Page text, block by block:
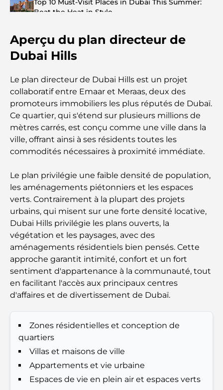
Top 10 Must-Visit Places in Dubai This Summer:
Beat the Heat in Style
Top 7 Busiest Airports in the World: Hub of Global
Travel
Investors and Residents
Best Schools in Downtown Dubai: A Guide for
Families
profiter de la chaleur
Cadeaux de luxe pour hommes : des idées de
présents attentionnés et intemporels
Écoles à proximité de Palm Jumeirah : un guide
complet pour les familles
Les meilleurs hôtels de Business Bay, à Dubaï :
votre guide ultime
Les meilleurs cafés avec vue à Dubaï : un parfait
mélange de saveurs et de paysages
Restaurants avec vue sur le Burj Al Arab :
Expériences gastronomiques exceptionnelles à
Dubaï
Clubs de plage de Palm Jumeirah : Guide complet
2026
Aperçu du plan directeur de
Dubai Hills
Le plan directeur de Dubai Hills est un projet
collaboratif entre Emaar et Meraas, deux des
promoteurs immobiliers les plus réputés de Dubaï.
Ce quartier, qui s'étend sur plusieurs millions de
mètres carrés, est conçu comme une ville dans la
ville, offrant ainsi à ses résidents toutes les
commodités nécessaires à proximité immédiate.
Le plan privilégie une faible densité de population,
les aménagements piétonniers et les espaces
verts. Contrairement à la plupart des projets
urbains, qui misent sur une forte densité locative,
Dubai Hills privilégie les plans ouverts, la
végétation et les paysages, avec des
aménagements résidentiels bien pensés. Cette
approche garantit intimité, confort et un fort
sentiment d'appartenance à la communauté, tout
en facilitant l'accès aux principaux centres
d'affaires et de divertissement de Dubaï.
Zones résidentielles et conception de
quartiers
Villas et maisons de ville
Appartements et vie urbaine
Espaces de vie en plein air et espaces verts